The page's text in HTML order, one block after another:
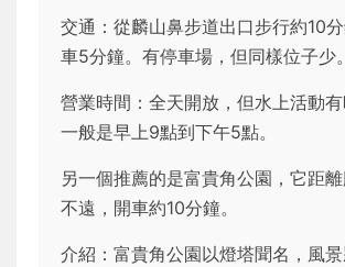
交通：從麟山鼻步道出口步行約10
車5分鐘。有停車場，但同樣位子少。
營業時間：全天開放，但水上活動有
一般是早上9點到下午5點。
另一個推薦的是富貴角公園，它距
不遠，開車約10分鐘。
介紹：富貴角公園以燈塔聞名，風